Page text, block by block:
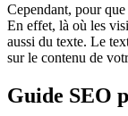
Cependant, pour
En effet, là où les
aussi du texte. Le
sur le contenu de
Guide SEO